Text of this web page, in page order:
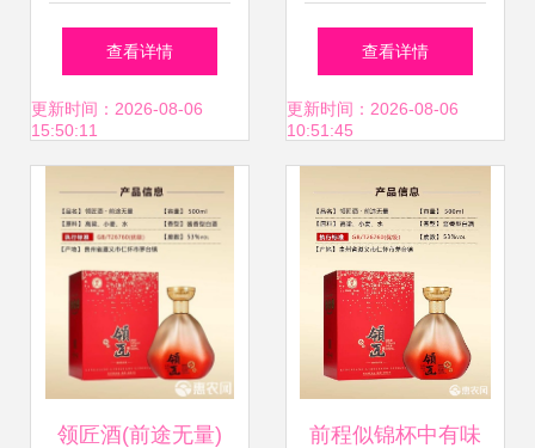
养属性的主要途
径。最近我们对经
常能遇到的问题进
行了深入的总结
——那些隐藏在
《预包装食品规定
省首张“仅销售预包
装食品”营业执照
预包装食品经营迈
入“证照合一”新时
代
查看详情
更新时间：2026-08-06
15:50:11
量） 品味卓越，前
途璀璨
查看详情
更新时间：2026-08-06
10:51:45
领匠酒(前途无量) 前程似锦杯中有味